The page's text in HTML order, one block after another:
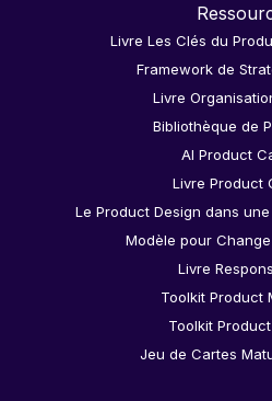
Livre Les Clés du
Framework de
Livre
Bibliothèque de
AI Product
Livre Product
Le Product Design dans
Modèle pour
Livre
Toolkit Product
Toolkit
Jeu de Cartes